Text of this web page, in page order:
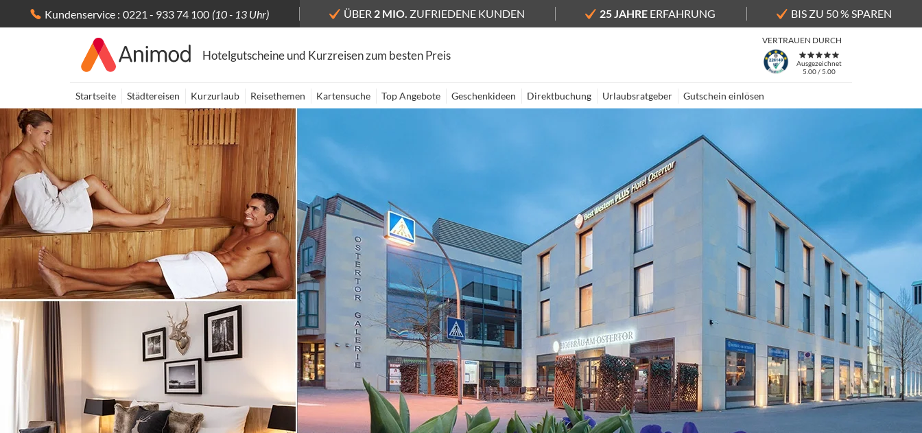
Kundenservice : 0221 - 933 74 100 (10 - 13 Uhr) ÜBER 2 MIO. ZUFRIEDENE KUNDEN 25 JAHRE ERFAHRUNG BIS ZU 50 % SPAREN
Hotelgutscheine und Kurzreisen zum besten Preis
VERTRAUEN DURCH
Ausgezeichnet
5.00 / 5.00
Startseite Städtereisen Kurzurlaub Reisethemen Kartensuche Top Angebote Geschenkideen Direktbuchung Urlaubsratgeber Gutschein einlösen